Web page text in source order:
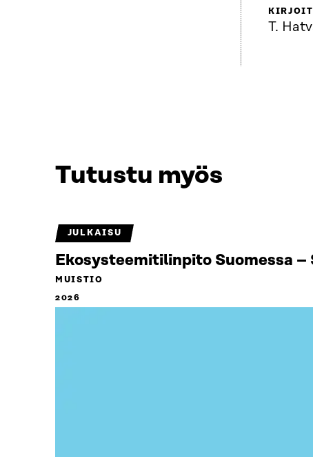
T.
Tutustu myös
JULKAISU
Ekosysteemitilinpito Suomessa
MUISTIO
2026